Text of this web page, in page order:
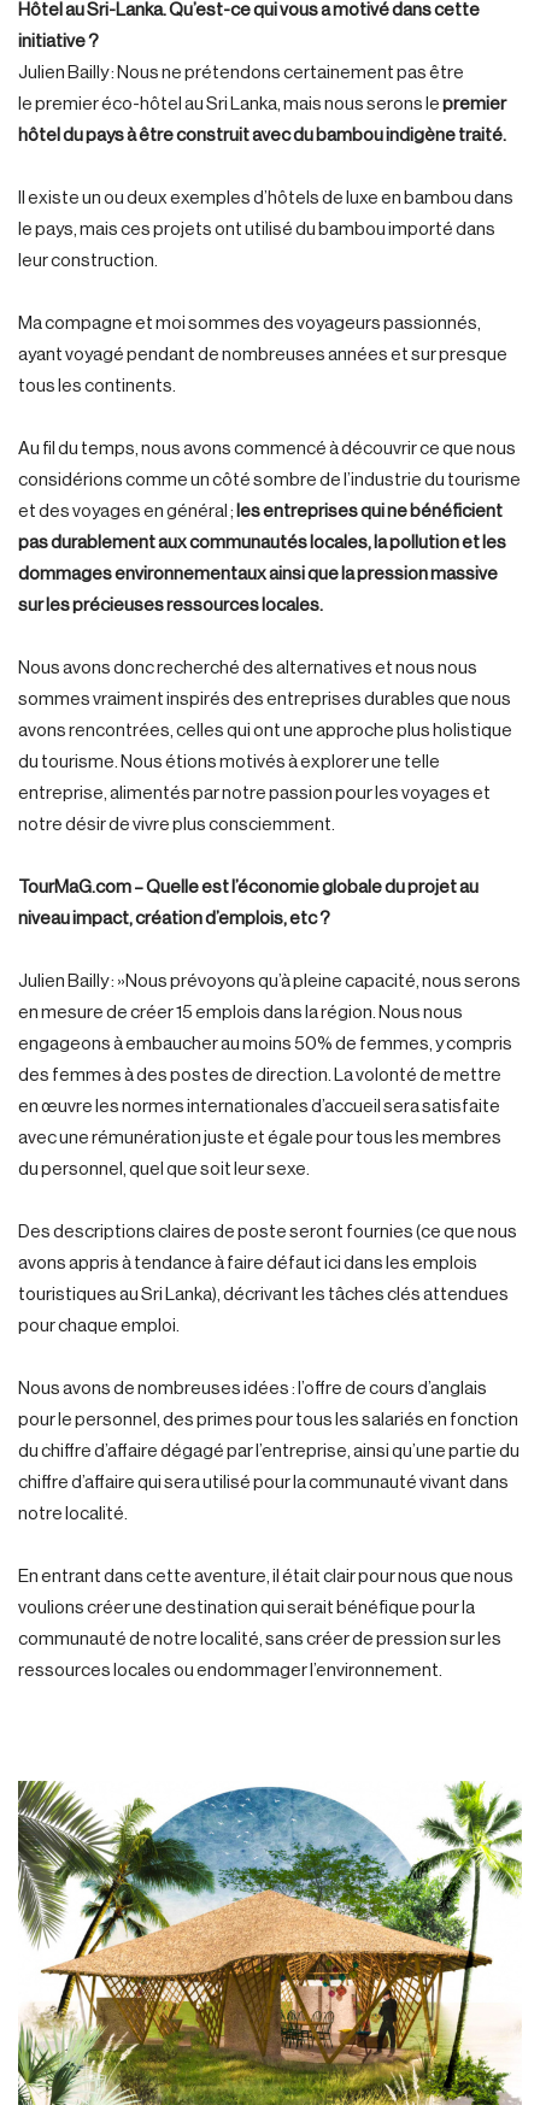
Hôtel au Sri-Lanka. Qu’est-ce qui vous a motivé dans cette
initiative ?
Julien Bailly : Nous ne prétendons certainement pas être
le premier éco-hôtel au Sri Lanka, mais nous serons le premier
hôtel du pays à être construit avec du bambou indigène traité.
Il existe un ou deux exemples d’hôtels de luxe en bambou dans
le pays, mais ces projets ont utilisé du bambou importé dans
leur construction.
Ma compagne et moi sommes des voyageurs passionnés,
ayant voyagé pendant de nombreuses années et sur presque
tous les continents.
Au fil du temps, nous avons commencé à découvrir ce que nous
considérions comme un côté sombre de l’industrie du tourisme
et des voyages en général ; les entreprises qui ne bénéficient
pas durablement aux communautés locales, la pollution et les
dommages environnementaux ainsi que la pression massive
sur les précieuses ressources locales.
Nous avons donc recherché des alternatives et nous nous
sommes vraiment inspirés des entreprises durables que nous
avons rencontrées, celles qui ont une approche plus holistique
du tourisme. Nous étions motivés à explorer une telle
entreprise, alimentés par notre passion pour les voyages et
notre désir de vivre plus consciemment.
TourMaG.com – Quelle est l’économie globale du projet au
niveau impact, création d’emplois, etc ?
Julien Bailly : »Nous prévoyons qu’à pleine capacité, nous serons
en mesure de créer 15 emplois dans la région. Nous nous
engageons à embaucher au moins 50% de femmes, y compris
des femmes à des postes de direction. La volonté de mettre
en œuvre les normes internationales d’accueil sera satisfaite
avec une rémunération juste et égale pour tous les membres
du personnel, quel que soit leur sexe.
Des descriptions claires de poste seront fournies (ce que nous
avons appris à tendance à faire défaut ici dans les emplois
touristiques au Sri Lanka), décrivant les tâches clés attendues
pour chaque emploi.
Nous avons de nombreuses idées : l’offre de cours d’anglais
pour le personnel, des primes pour tous les salariés en fonction
du chiffre d’affaire dégagé par l’entreprise, ainsi qu’une partie du
chiffre d’affaire qui sera utilisé pour la communauté vivant dans
notre localité.
En entrant dans cette aventure, il était clair pour nous que nous
voulions créer une destination qui serait bénéfique pour la
communauté de notre localité, sans créer de pression sur les
ressources locales ou endommager l’environnement.